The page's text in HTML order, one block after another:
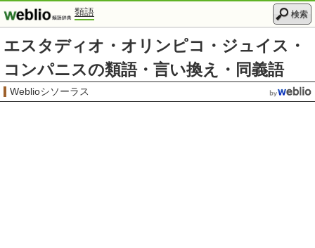
類語 検索
エスタディオ・オリンピコ・ジュイス・
コンパニスの類語・言い換え・同義語
Weblioシソーラス